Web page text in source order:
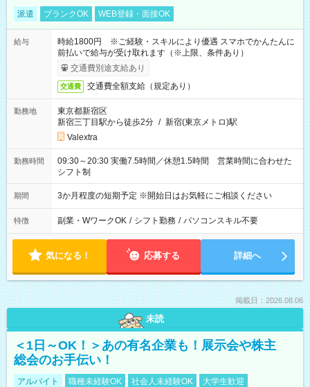
派遣 ブランクOK WEB登録・面接OK
給与
時給1800円 ※ご経験・スキルにより優遇 スマホでかんたんに
前払いで給与が受け取れます（※上限、条件あり）
交通費別途支給あり
交通費 交通費全額支給（規定あり）
勤務地
東京都新宿区
新宿三丁目駅から徒歩2分 / 新宿(東京メトロ)駅
Valextra
勤務時間
09:30～20:30 実働7.5時間／休憩1.5時間 営業時間に合わせた
シフト制
期間 3か月程度の短期予定 ※開始日はお気軽にご相談ください
特徴 副業・WワークOK / シフト勤務 / パソコンスキル不要
気になる！ 応募する 詳細へ
掲載日：2026.08.06
未読
＜1日～OK！＞あの有名企業も！展示会や株主
総会のお手伝い！
アルバイト 職種未経験OK 社会人未経験OK
大学生歓迎